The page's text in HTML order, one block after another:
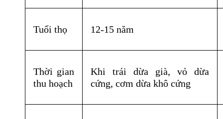
Tuổi thọ 12-15 năm
Thời gian
thu hoạch
Khi trái dừa già, vỏ dừa
cứng, cơm dừa khô cứng